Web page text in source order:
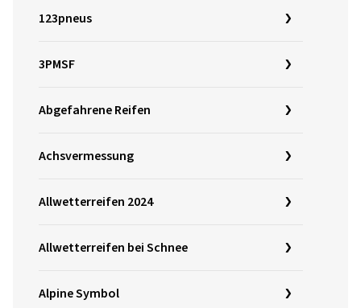
123pneus
3PMSF
Abgefahrene Reifen
Achsvermessung
Allwetterreifen 2024
Allwetterreifen bei Schnee
Alpine Symbol